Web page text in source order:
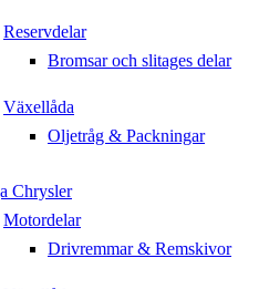
Reservdelar
Bromsar och slitages delar
Växellåda
Oljetråg & Packningar
Chrysler
Motordelar
Drivremmar & Remskivor